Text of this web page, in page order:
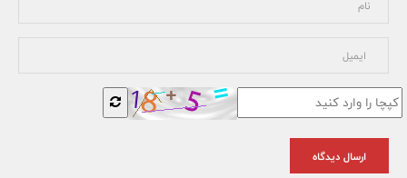
ارسال دیدگاه